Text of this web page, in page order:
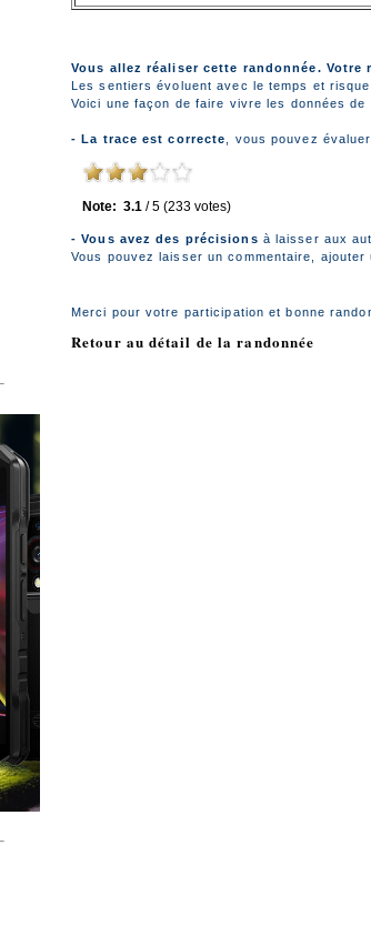
Vous allez réaliser cette randonnée.
Les sentiers évoluent avec le temps et
Voici une façon de faire vivre les données de
- La trace est correcte , vous pouvez
Note: 3.1 /5 (233 votes)
- Vous avez des précisions à laisser aux
Vous pouvez laisser un commentaire,
Merci pour votre participation et bonne
Retour au détail de la randonnée